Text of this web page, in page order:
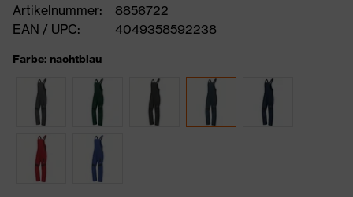
Artikelnummer:
8856722
EAN / UPC:
4049358592238
Farbe: nachtblau